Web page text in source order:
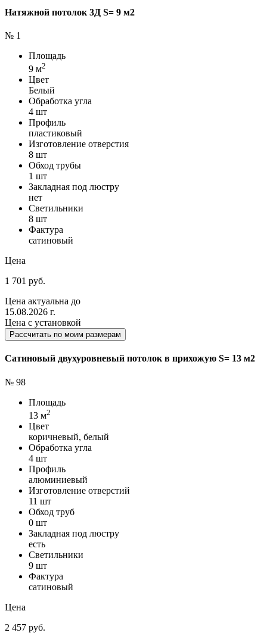
Натяжной потолок 3Д S= 9 м2
№ 1
Площадь
9 м2
Цвет
Белый
Обработка угла
4 шт
Профиль
пластиковый
Изготовление отверстия
8 шт
Обход трубы
1 шт
Закладная под люстру
нет
Светильники
8 шт
Фактура
сатиновый
Цена
1 701 руб.
Цена актуальна до
15.08.2026 г.
Цена с установкой
Рассчитать по моим размерам
Сатиновый двухуровневый потолок в прихожую S= 13 м2
№ 98
Площадь
13 м2
Цвет
коричневый, белый
Обработка угла
4 шт
Профиль
алюминиевый
Изготовление отверстий
11 шт
Обход труб
0 шт
Закладная под люстру
есть
Светильники
9 шт
Фактура
сатиновый
Цена
2 457 руб.